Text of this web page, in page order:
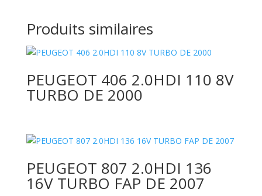
Produits similaires
PEUGEOT 406 2.0HDI 110 8V
TURBO DE 2000
PEUGEOT 807 2.0HDI 136
16V TURBO FAP DE 2007